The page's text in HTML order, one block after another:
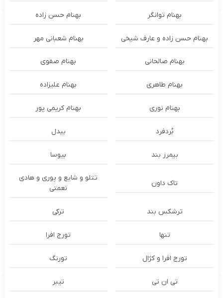
بهنام توانگر بهنام حسن زاده
بهنام حسن زاده و عارف شیخی بهنام شعبانی مهر
بهنام صالحانی بهنام صفوی
بهنام طاهری بهنام علیزاده
بهنام نوری بهنام کریمی پور
بُردفرد بیدل
بیمرز بند بیوسا
تاک داون
تتلو و شایع و پوری و هادی
نعمتی
ترشكس بند ترکی
تنها تورج افرا
تورج افرا و کژال تورنگ
تی ان تی تیبر